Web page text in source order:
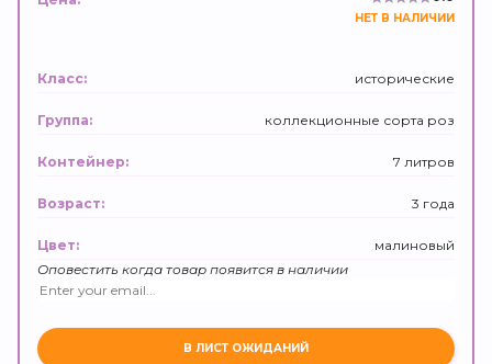
НЕТ В НАЛИЧИИ
Класс: исторические
Группа: коллекционные сорта роз
Контейнер: 7 литров
Возраст: 3 года
Цвет:
малиновый
Оповестить когда товар появится в наличии